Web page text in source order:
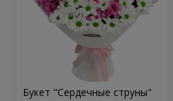
Букет "Сердечные струны"